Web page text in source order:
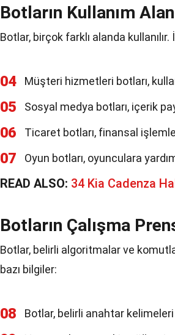
Botların Kullanım
Botlar, birçok farklı alanda kullanılır.
04 Müşteri hizmetleri botları,
05 Sosyal medya botları, içerik
06 Ticaret botları, finansal
07 Oyun botları, oyunculara
READ ALSO: 34 Kia Cadenza
Botların Çalışma
Botlar, belirli algoritmalar ve
bazı bilgiler:
08 Botlar, belirli anahtar kelimeleri